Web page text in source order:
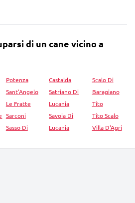
di un cane vicino a
Potenza
Sant'Angelo
Le Fratte
Sarconi
Sasso Di
Castalda
Satriano Di
Lucania
Savoia Di
Lucania
Scalo Di
Baragiano
Tito
Tito Scalo
Villa D'Agri